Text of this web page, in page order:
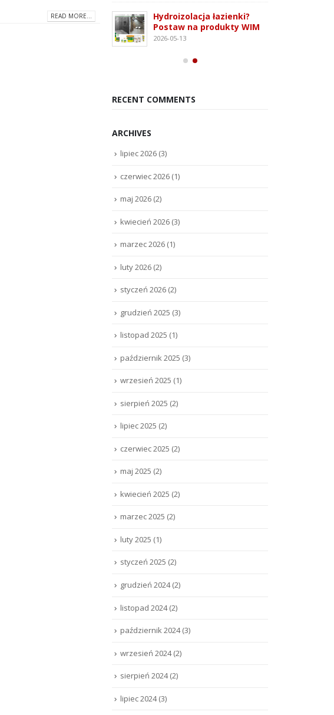
READ MORE...
Klejące pianki
Hydroizolacja łazienki?
Postaw na produkty WIM
2026-05-13
RECENT COMMENTS
ARCHIVES
lipiec 2026 (3)
czerwiec 2026 (1)
maj 2026 (2)
kwiecień 2026 (3)
marzec 2026 (1)
luty 2026 (2)
styczeń 2026 (2)
grudzień 2025 (3)
listopad 2025 (1)
październik 2025 (3)
wrzesień 2025 (1)
sierpień 2025 (2)
lipiec 2025 (2)
czerwiec 2025 (2)
maj 2025 (2)
kwiecień 2025 (2)
marzec 2025 (2)
luty 2025 (1)
styczeń 2025 (2)
grudzień 2024(2)
listopad 2024(2)
październik 2024(3)
wrzesień 2024(2)
sierpień 2024(2)
lipiec 2024(3)